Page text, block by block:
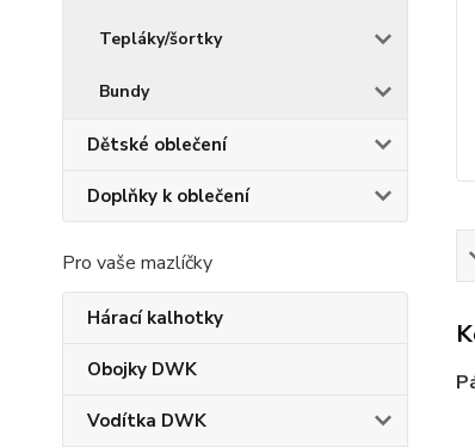
Tepláky/šortky
Bundy
Dětské oblečení
Doplňky k oblečení
Pro vaše mazlíčky
Hárací kalhotky
Obojky DWK
Vodítka DWK